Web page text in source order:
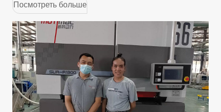
Посмотреть больше